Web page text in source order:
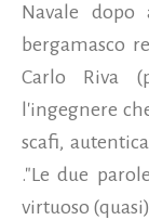
Navale dopo
bergamasco
Carlo Riva
l'ingegnere
scafi,
."Le due
virtuoso